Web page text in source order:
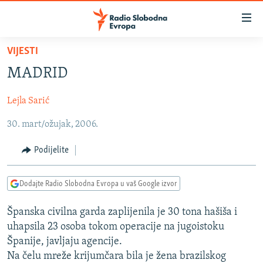
Pređite
glavni
Pređite
na
navigaciju
Pređite
na
pretragu
SRBIJA
KOSOVO
CRNA GORA
VIZUELNO
VIDEO
FOTOGALERIJE
INFOGRAFIKE
PODCASTI
RAT U UKRAJINI
KINA NA BALKANU
RSE PRIČE IZ SVIJETA
VIJESTI
MADRID
Lejla Sarić
30. mart/ožujak, 2006.
Podijelite
Dodajte Radio Slobodna Evropa u vaš Google izvor
Španska civilna garda zaplijenila je 30 tona hašiša i
uhapsila 23 osoba tokom operacije na jugoistoku
Španije, javljaju agencije.
Na čelu mreže krijumčara bila je žena brazilskog